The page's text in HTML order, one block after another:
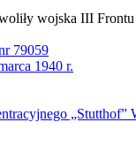
wojska III Frontu
79059
1940 r.
„Stutthof”